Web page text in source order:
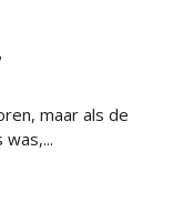
maar als de